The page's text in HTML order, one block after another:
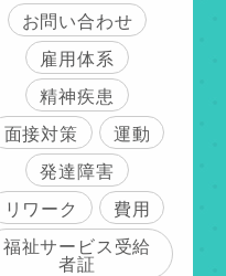
お問い合わせ
雇用体系
精神疾患
面接対策
運動
発達障害
リワーク
費用
福祉サービス受給
者証